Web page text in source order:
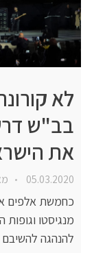
לא
בב"ש
את
05.03.2020
כחמשת אלפים
מנגיסטו וגופות
להנהגה